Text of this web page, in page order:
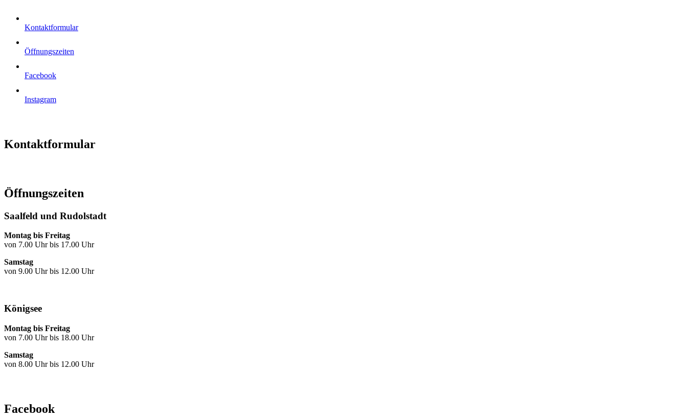
Kontaktformular
Öffnungszeiten
Facebook
Instagram
Kontaktformular
Öffnungszeiten
Saalfeld und Rudolstadt
Montag bis Freitag
von 7.00 Uhr bis 17.00 Uhr
Samstag
von 9.00 Uhr bis 12.00 Uhr
Königsee
Montag bis Freitag
von 7.00 Uhr bis 18.00 Uhr
Samstag
von 8.00 Uhr bis 12.00 Uhr
Facebook